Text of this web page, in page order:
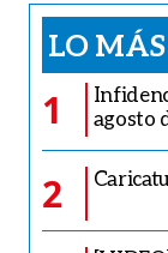
LO
1
agosto
2